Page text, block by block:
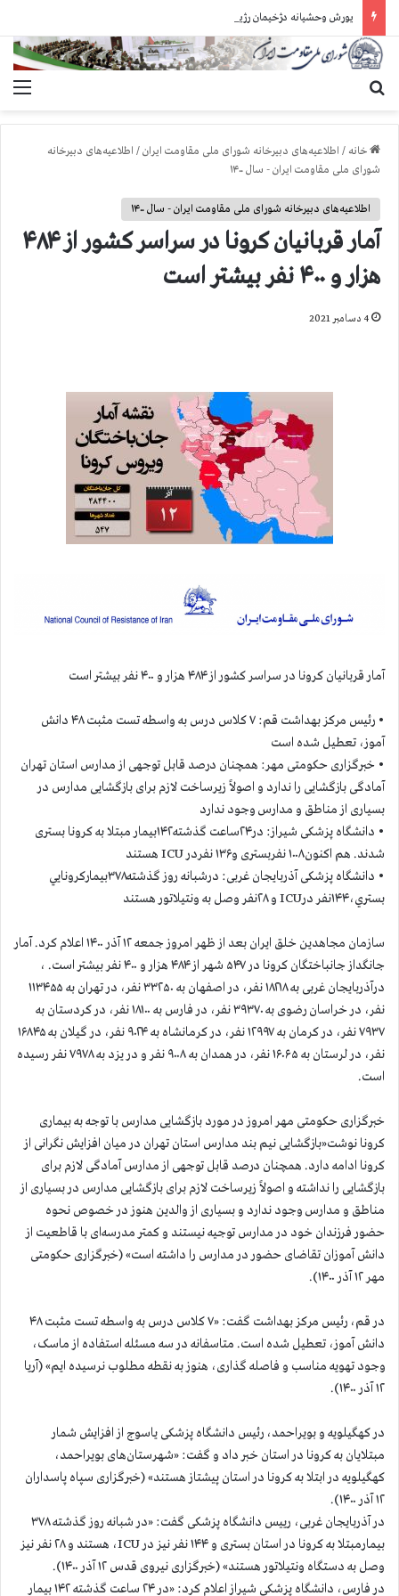
خانه / اطلاعیه‌های دبیرخانه شورای ملی مقاومت ایران/ اطلاعیه‌های دبیرخانه
شورای ملی مقاومت ایران - سال ۱۴۰۰
اطلاعیه‌های دبیرخانه شورای ملی مقاومت ایران - سال ۱۴۰۰
آمار قربانيان كرونا در سراسر كشور از ۴۸۴
هزار و ۴۰۰ نفر بيشتر است
4 دسامبر 2021
آمار قربانيان كرونا در سراسر كشور از ۴۸۴ هزار و ۴۰۰ نفر بيشتر است
• رئیس مرکز بهداشت قم: ۷ کلاس درس به واسطه تست مثبت ۴۸ دانش
آموز، تعطیل شده است
• خبرگزاری حکومتی مهر: همچنان درصد قابل توجهی از مدارس استان تهران
آمادگی بازگشایی را ندارد و اصولاً زیرساخت لازم برای بازگشایی مدارس در
بسیاری از مناطق و مدارس وجود ندارد
• دانشگاه پزشکی شیراز: در۲۴ساعت گذشته۱۴۲بیمار مبتلا به کرونا بستری
شدند. هم اکنون۱۰۰۸ نفربستری و۱۳۶ نفردر ICU هستند
• دانشگاه پزشکی آذربایجان غربی: درشبانه روز گذشته۳۷۸بیمارکرونايي
بستري،۱۴۴نفر در‌‌ICU و ۲۸نفر وصل به ونتیلاتور هستند
سازمان مجاهدين خلق ايران بعد از ظهر امروز جمعه ۱۲ آذر ۱۴۰۰ اعلام كرد. آمار
جانگداز جانباختگان كرونا در ۵۴۷ شهر از ۴۸۴ هزار و ۴۰۰ نفر بيشتر است. ،
درآذربایجان غربی به ۱۸۲۱۸ نفر، در اصفهان به ۳۳۲۵۰ نفر، در تهران به ۱۱۳۴۵۵
نفر، در خراسان رضوی به ۳۹۳۷۰ نفر، در فارس به ۱۸۱۰۰ نفر، در کردستان به
۷۹۳۷ نفر، در کرمان به ۱۲۹۹۷ نفر، در کرمانشاه به ۹۰۲۴ نفر، در گیلان به ۱۶۸۴۵
نفر، در لرستان به ۱۶۰۶۵ نفر، در همدان به ۹۰۰۸ نفر و در یزد به ۷۹۷۸ نفر رسیده
است.
خبرگزاری حکومتی مهر امروز در مورد بازگشایی مدارس با توجه به بیماری
کرونا نوشت«بازگشایی نیم بند مدارس استان تهران در میان افزایش نگرانی از
کرونا ادامه دارد. همچنان درصد قابل توجهی از مدارس آمادگی لازم برای
بازگشایی را نداشته و اصولاً زیرساخت لازم برای بازگشایی مدارس در بسیاری از
مناطق و مدارس وجود ندارد و بسیاری از والدین هنوز در خصوص نحوه
حضور فرزندان خود در مدارس توجیه نیستند و کمتر مدرسه‌ای با قاطعیت از
دانش آموزان تقاضای حضور در مدارس را داشته است» (خبرگزاری حکومتی
مهر ۱۲ آذر ۱۴۰۰).
در قم، رئیس مرکز بهداشت گفت: «۷ کلاس درس به واسطه تست مثبت ۴۸
دانش آموز، تعطیل شده است. متاسفانه در سه مسئله استفاده از ماسک،
وجود تهویه مناسب و فاصله گذاری، هنوز به نقطه مطلوب نرسیده ایم» (آریا
۱۲ آذر ۱۴۰۰).
در کهگیلویه و بویراحمد، رئیس دانشگاه پزشکی یاسوج از افزایش شمار
مبتلایان به کرونا در استان خبر داد و گفت: «شهرستان‌های بویراحمد،
کهگیلویه در ابتلا به کرونا در استان پیشتاز هستند» (خبرگزاری سپاه پاسداران
۱۲ آذر ۱۴۰۰).
در آذربایجان غربی، رییس دانشگاه پزشکی گفت: «در شبانه روز گذشته ۳۷۸
بیمارمبتلا به کرونا در استان بستری و ۱۴۴ نفر نیز در ICU، هستند و ۲۸ نفر نیز
وصل به دستگاه ونتیلاتور هستند» (خبرگزاری نیروی قدس ۱۲ آذر ۱۴۰۰).
در فارس، دانشگاه پزشکی شیراز اعلام کرد: «در ۲۴ ساعت گذشته ۱۴۲ بیمار